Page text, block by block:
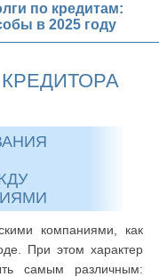
по кредитам:
в 2025 году
компаниями, как
При этом характер
самым различным: